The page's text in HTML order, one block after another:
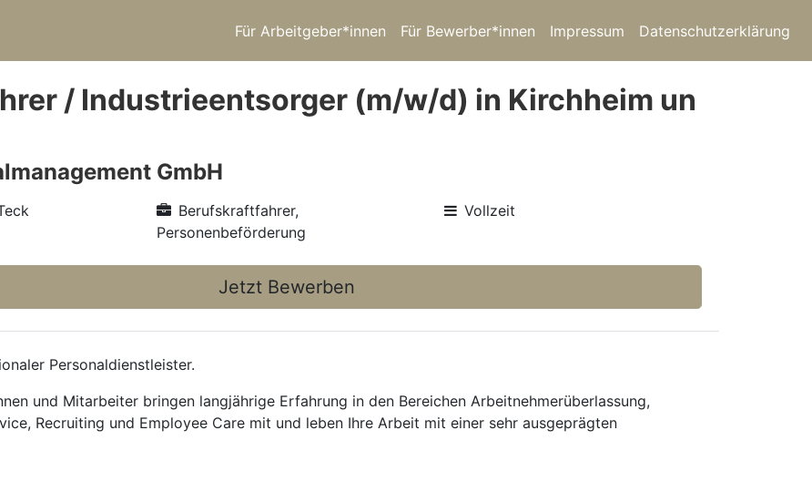
Für Arbeitgeber*innen Für Bewerber*innen Impressum Datenschutzerklärung
/ Industrieentsorger (m/w/d) in Kirchheim un
GmbH
Berufskraftfahrer,
Personenbeförderung
Vollzeit
Jetzt Bewerben
Personaldienstleister.
und Mitarbeiter bringen langjährige Erfahrung in den Bereichen Arbeitnehmerüberlassung,
Recruiting und Employee Care mit und leben Ihre Arbeit mit einer sehr ausgeprägten